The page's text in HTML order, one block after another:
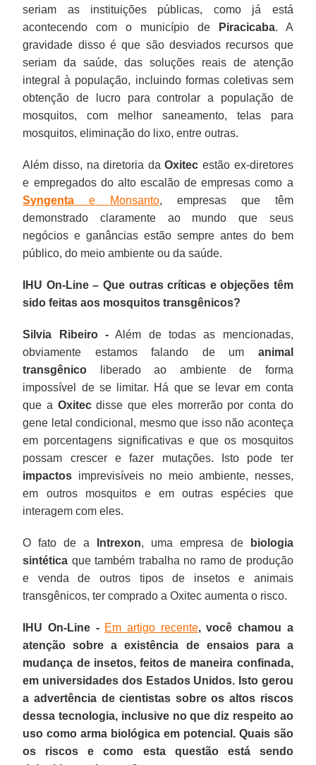
seriam as instituições públicas, como já está
acontecendo com o município de
Piracicaba. A
gravidade disso é que são desviados recursos que
seriam da saúde, das soluções reais de atenção
integral à população, incluindo formas coletivas sem
obtenção de lucro para controlar a população de
mosquitos, com melhor saneamento, telas para
mosquitos, eliminação do lixo, entre outras.
Além disso, na diretoria daOxitec estão ex-diretores
e empregados do alto escalão de empresas como a
Syngenta e Monsanto, empresas que têm
demonstrado claramente ao mundo que seus
negócios e ganâncias estão sempre antes do bem
público, do meio ambiente ou da saúde.
IHU On-Line – Que outras críticas e objeções têm
sido feitas aos mosquitos transgênicos?
Silvia Ribeiro - Além de todas as mencionadas,
obviamente estamos falando de um animal
transgênico liberado ao ambiente de forma
impossível de se limitar. Há que se levar em conta
que a Oxitecdisse que eles morrerão por conta do
gene letal condicional, mesmo que isso não aconteça
em porcentagens significativas e que os mosquitos
possam crescer e fazer mutações. Isto pode ter
impactos imprevisíveis no meio ambiente, nesses,
em outros mosquitos e em outras espécies que
interagem com eles.
O fato de a Intrexon, uma empresa de
biologia
sintética que também trabalha no ramo de produção
e venda de outros tipos de insetos e animais
transgênicos, ter comprado a Oxitec aumenta o risco.
IHU On-Line - Em artigo recente, você chamou a
atenção sobre a existência de ensaios para a
mudança de insetos, feitos de maneira confinada,
em universidades dos Estados Unidos. Isto gerou
a advertência de cientistas sobre os altos riscos
dessa tecnologia, inclusive no que diz respeito ao
uso como arma biológica em potencial. Quais são
os riscos e como esta questão está sendo